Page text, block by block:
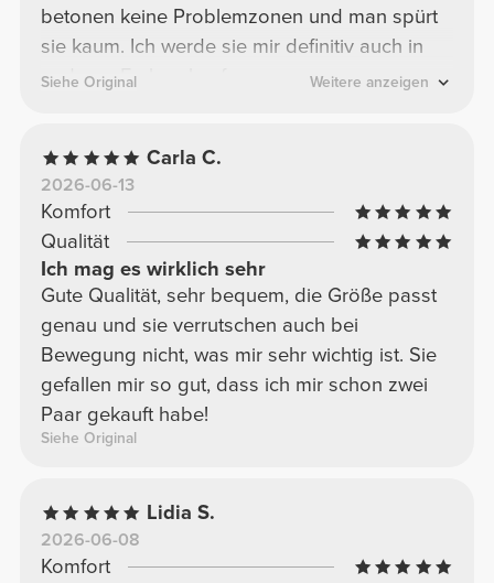
betonen keine Problemzonen und man spürt
sie kaum. Ich werde sie mir definitiv auch in
anderen Farben kaufen.
Siehe Original Weitere anzeigen
Carla C.
2026-06-13
Komfort
Qualität
Ich mag es wirklich sehr
Gute Qualität, sehr bequem, die Größe passt
genau und sie verrutschen auch bei
Bewegung nicht, was mir sehr wichtig ist. Sie
gefallen mir so gut, dass ich mir schon zwei
Paar gekauft habe!
Siehe Original
Lidia S.
2026-06-08
Komfort